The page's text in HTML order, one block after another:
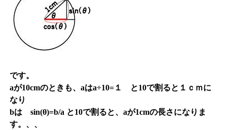
です。
aが10cmのときも、aはa÷10=１ と10で割ると１ｃｍに
なり
bは sin(θ)=b/a と10で割ると、aが1cmの長さになりま
す。、、